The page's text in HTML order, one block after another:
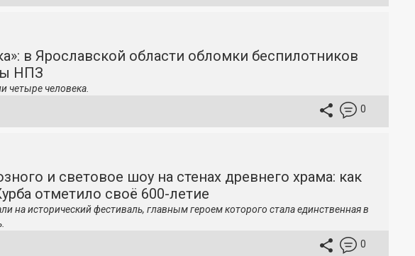
в Ярославской области обломки беспилотников
НПЗ
четыре человека.
0
и световое шоу на стенах древнего храма: как
отметило своё 600-летие
на исторический фестиваль, главным героем которого стала единственная в
0